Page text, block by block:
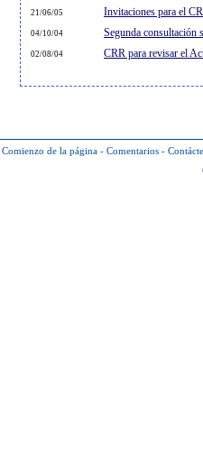
21/06/05 Invitaciones para el
04/10/04 Segunda consultación
02/08/04 CRR para revisar el
Comienzo de la página - Comentarios -